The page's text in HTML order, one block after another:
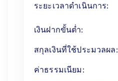
ระยะเวลาดำเนินการ:
เงินฝากขั้นต่ำ:
สกุลเงินที่ใช้ประมวลผล:
ค่าธรรมเนียม: